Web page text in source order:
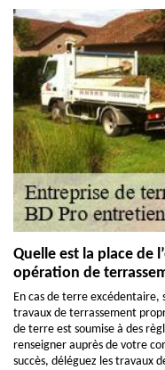
Quelle est la place de
opération de
En cas de terre excédentaire,
travaux de terrassement
de terre est soumise à des
renseigner auprès de votre
succès, déléguez les travaux